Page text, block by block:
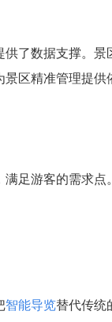
了数据支撑。
区精准管理提供
足游客的需求
智能导览替代传统